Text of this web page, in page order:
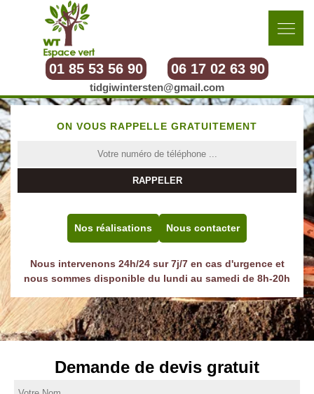
01 85 53 56 90 06 17 02 63 90
tidgiwintersten@gmail.com
ON VOUS RAPPELLE GRATUITEMENT
Nos réalisations Nous contacter
Nous intervenons 24h/24 sur 7j/7 en cas d'urgence et
nous sommes disponible du lundi au samedi de 8h-20h
Demande de devis gratuit